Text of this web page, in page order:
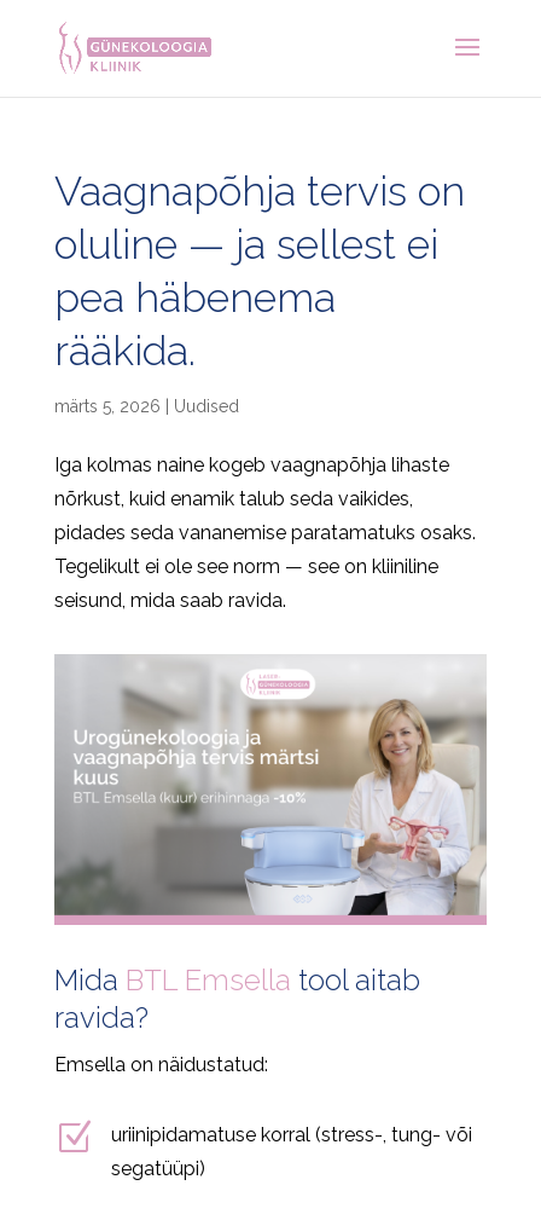
Vaagnapõhja tervis on
oluline — ja sellest ei
pea häbenema
rääkida.
märts 5, 2026 Uudised
Iga kolmas naine kogeb vaagnapõhja lihaste
nõrkust, kuid enamik talub seda vaikides,
pidades seda vananemise paratamatuks osaks.
Tegelikult ei ole see norm — see on kliiniline
seisund, mida saab ravida.
Mida BTL Emsella tool aitab
ravida?
Emsella on näidustatud:
Z
uriinipidamatuse korral (stress-, tung- või
segatüüpi)